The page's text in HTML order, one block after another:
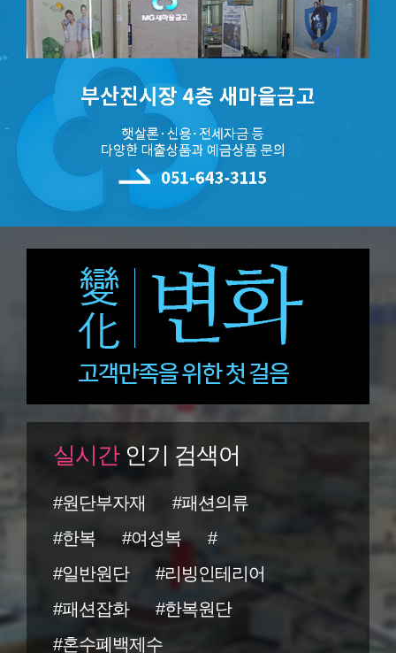
실시간인기 검색어
#원단부자재
#패션의류
#한복
#여성복
#
#일반원단
#리빙인테리어
#패션잡화
#한복원단
#혼수폐백제수